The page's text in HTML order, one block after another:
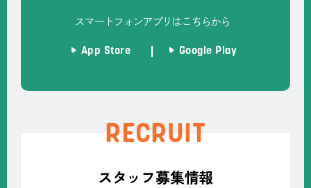
スマートフォンアプリはこちらから
App Store Google Play
RECRUIT
スタッフ募集情報